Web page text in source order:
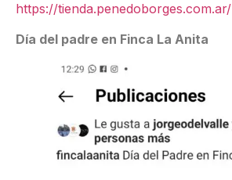
https://tienda.penedoborges.com.ar/
Día del padre en Finca La Anita